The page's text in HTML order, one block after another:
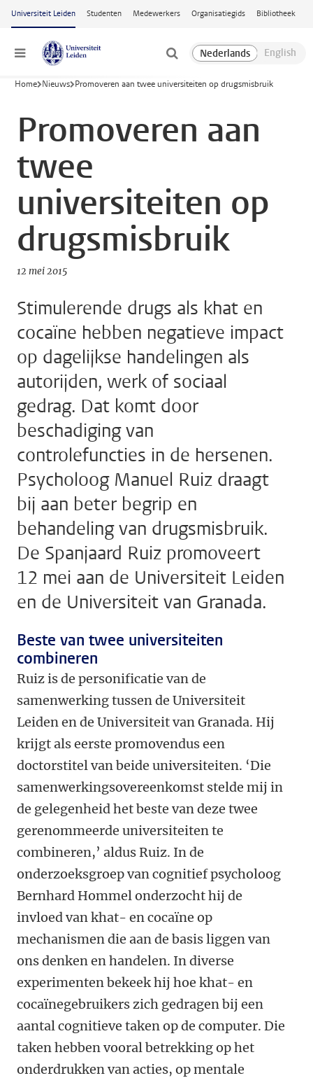
Ga naar hoofdinhoud
Universiteit Leiden Studenten Medewerkers Organisatiegids Bibliotheek
Menu
Home Nieuws Promoveren aan twee universiteiten op drugsmisbruik
Promoveren aan
twee
universiteiten op
drugsmisbruik
12 mei 2015
Stimulerende drugs als khat en
cocaïne hebben negatieve impact
op dagelijkse handelingen als
autorijden, werk of sociaal
gedrag. Dat komt door
beschadiging van
controlefuncties in de hersenen.
Psycholoog Manuel Ruiz draagt
bij aan beter begrip en
behandeling van drugsmisbruik.
De Spanjaard Ruiz promoveert
12 mei aan de Universiteit Leiden
en de Universiteit van Granada.
Beste van twee universiteiten
combineren
Ruiz is de personificatie van de
samenwerking tussen de Universiteit
Leiden en de Universiteit van Granada. Hij
krijgt als eerste promovendus een
doctorstitel van beide universiteiten. ‘Die
samenwerkingsovereenkomst stelde mij in
de gelegenheid het beste van deze twee
gerenommeerde universiteiten te
combineren,’ aldus Ruiz. In de
onderzoeksgroep van cognitief psycholoog
Bernhard Hommel onderzocht hij de
invloed van khat- en cocaïne op
mechanismen die aan de basis liggen van
ons denken en handelen. In diverse
experimenten bekeek hij hoe khat- en
cocaïnegebruikers zich gedragen bij een
aantal cognitieve taken op de computer. Die
taken hebben vooral betrekking op het
onderdrukken van acties, op mentale